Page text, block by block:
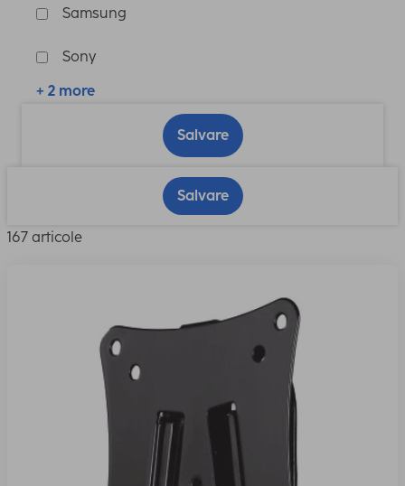
Samsung
Sony
+ 2 more
Salvare
Salvare
167 articole